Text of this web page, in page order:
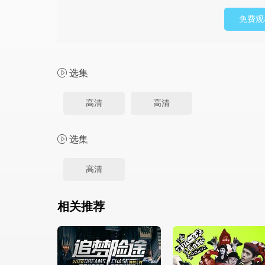
免费
选集
高清 高清
选集
高清
相关推荐